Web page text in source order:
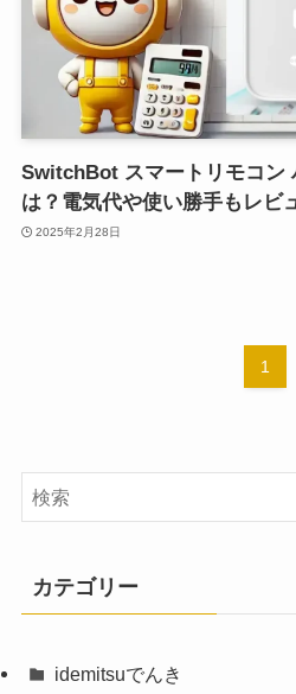
SwitchBot スマートリモコン
は？電気代や使い勝手もレビ
2025年2月28日
1
カテゴリー
idemitsuでんき